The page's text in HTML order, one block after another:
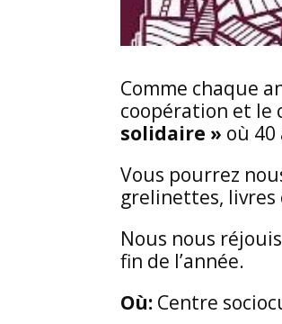
Comme chaque
coopération et le
solidaire » où
Vous pourrez
grelinettes, livres
Nous nous
fin de l’année.
Où: Centre